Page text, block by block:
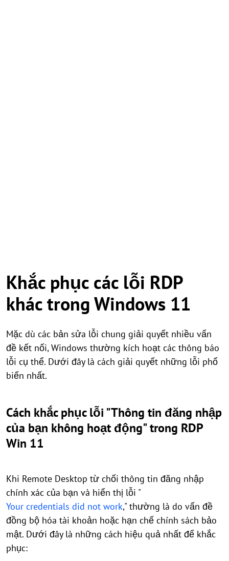
Khắc phục các lỗi RDP
khác trong Windows 11
Mặc dù các bản sửa lỗi chung giải quyết nhiều vấn
đề kết nối, Windows thường kích hoạt các thông báo
lỗi cụ thể. Dưới đây là cách giải quyết những lỗi phổ
biến nhất.
Cách khắc phục lỗi "Thông tin đăng nhập
của bạn không hoạt động" trong RDP
Win 11
Khi Remote Desktop từ chối thông tin đăng nhập
chính xác của bạn và hiển thị lỗi "
Your credentials did not work," thường là do vấn đề
đồng bộ hóa tài khoản hoặc hạn chế chính sách bảo
mật. Dưới đây là những cách hiệu quả nhất để khắc
phục: